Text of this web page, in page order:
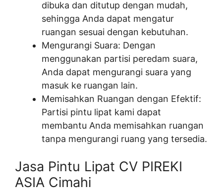
dibuka dan ditutup dengan mudah,
sehingga Anda dapat mengatur
ruangan sesuai dengan kebutuhan.
Mengurangi Suara: Dengan
menggunakan partisi peredam suara,
Anda dapat mengurangi suara yang
masuk ke ruangan lain.
Memisahkan Ruangan dengan Efektif:
Partisi pintu lipat kami dapat
membantu Anda memisahkan ruangan
tanpa mengurangi ruang yang tersedia.
Jasa Pintu Lipat CV PIREKI
ASIA Cimahi